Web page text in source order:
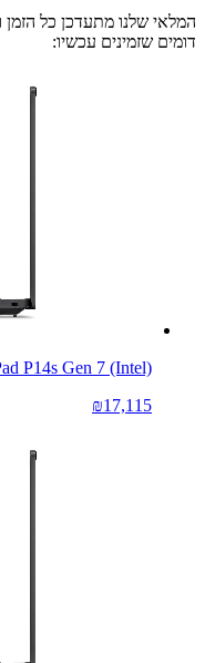
המלאי שלנו מתעדכן כל הזמן
דומים שזמינים עכשיו:
P14s Gen 7 (Intel)
₪17,115